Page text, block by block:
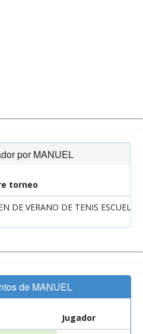
por MANUEL
torneo
DE VERANO DE TENIS ESCUELA
de MANUEL
Jugador